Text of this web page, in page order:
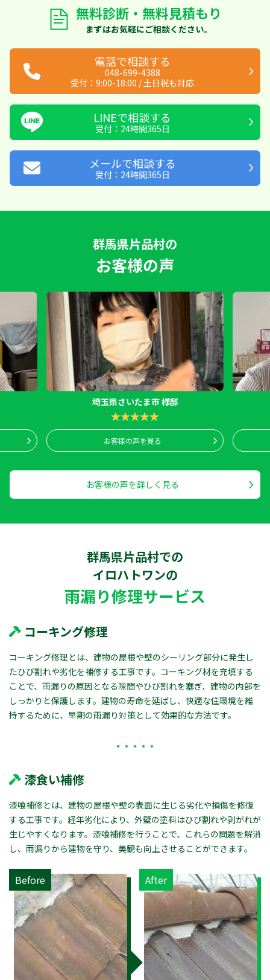
無料診断・無料見積もり
まずはお気軽にご相談ください。
電話で相談する
048-699-4388
受付：9:00-18:00 /土日祝も対応
LINEで相談する
受付：24時間365日
メールで相談する
受付：24時間365日
群馬県片品村の
お客様の声
埼玉県さいたま市 様邸
お客様の声を見る
お客様の声を詳しく見る
群馬県片品村での
イロハトワンの
雨漏り修理サービス
コーキング修理
コーキング修理とは、建物の屋根や壁のシーリング部分に発生し
たひび割れや劣化を補修する工事です。コーキング材を充填する
ことで、雨漏りの原因となる隙間やひび割れを塞ぎ、建物の内部を
しっかりと保護します。建物の寿命を延ばし、快適な住環境を維
持するために、早期の雨漏り対策として効果的な方法です。
漆食い補修
漆喰補修とは、建物の屋根や壁の表面に生じる劣化や損傷を修復
する工事です。経年劣化により、外壁の塗料はひび割れや剥がれが
生じやすくなります。漆喰補修を行うことで、これらの問題を解消
し、雨漏りから建物を守り、美観も向上させることができます。
Before After